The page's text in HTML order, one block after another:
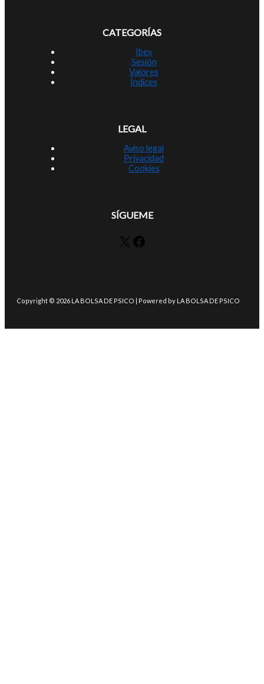
CATEGORÍAS
Ibex
Sesión
Valores
Índices
LEGAL
Aviso legal
Privacidad
Cookies
SÍGUEME
X Facebook
Copyright © 2026 LA BOLSA DE PSICO | Powered by LA BOLSA DE PSICO